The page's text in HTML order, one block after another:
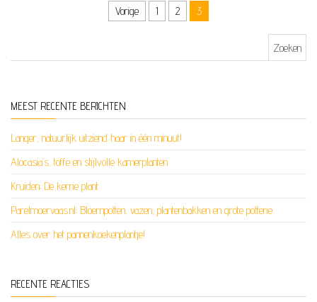
Berichtnavigatie
Vorige 1 2 3
MEEST RECENTE BERICHTEN
Langer, natuurlijk uitziend haar in één minuut!
Alocasia’s, toffe en stijlvolle kamerplanten
Kruiden; De kerrie plant
Parelmoervaas.nl; Bloempotten, vazen, plantenbakken en grote potterie
Alles over het pannenkoekenplantje!
RECENTE REACTIES